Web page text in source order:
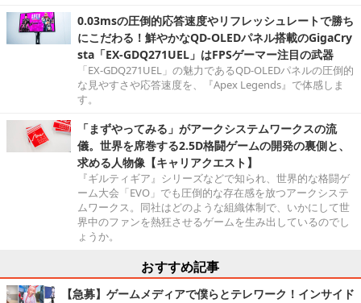
0.03msの圧倒的応答速度やリフレッシュレートで勝ち
にこだわる！鮮やかなQD-OLEDパネル搭載のGigaCry
sta「EX-GDQ271UEL」はFPSゲーマー注目の武器
「EX-GDQ271UEL」の魅力であるQD-OLEDパネルの圧倒的
な見やすさや応答速度を、『Apex Legends』で体感しま
す。
「まずやってみる」がアークシステムワークスの流
儀。世界を席巻する2.5D格闘ゲームの開発の裏側と、
求める人物像【キャリアクエスト】
『ギルティギア』シリーズなどで知られ、世界的な格闘ゲ
ーム大会「EVO」でも圧倒的な存在感を放つアークシステ
ムワークス。同社はどのような組織体制で、いかにして世
界中のファンを熱狂させるゲームを生み出しているのでし
ょうか。
おすすめ記事
【急募】ゲームメディアで僕らとテレワーク！インサイド